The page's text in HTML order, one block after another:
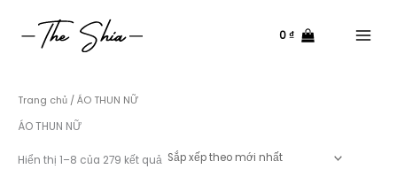
0₫
Main
Trang chủ / ÁO THUN NỮ
ÁO THUN NỮ
Hiển thị 1–8 của 279 kết quảĐã
theo